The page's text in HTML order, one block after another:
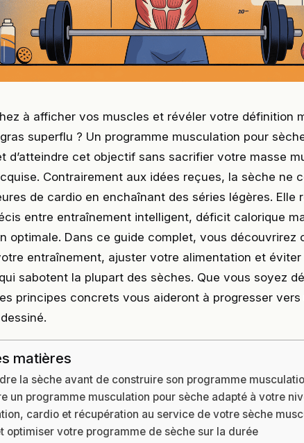
à afficher vos muscles et révéler votre définition
superflu ? Un programme musculation pour
d’atteindre cet objectif sans sacrifier votre masse
Contrairement aux idées reçues, la sèche ne
de cardio en enchaînant des séries légères. Elle
entre entraînement intelligent, déficit calorique
optimale. Dans ce guide complet, vous découvrirez
entraînement, ajuster votre alimentation et éviter
sabotent la plupart des sèches. Que vous soyez
principes concrets vous aideront à progresser vers
matières
la sèche avant de construire son programme
un programme musculation pour sèche adapté à votre
cardio et récupération au service de votre sèche
optimiser votre programme de sèche sur la durée